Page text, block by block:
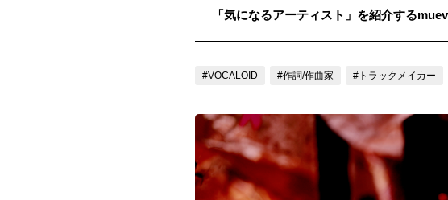
#女性SSW #ロック #男性シンガー #HR/HM
「気になるアーティスト」を紹介する
#VOCALOID #作詞/作曲家 #トラックメイカー